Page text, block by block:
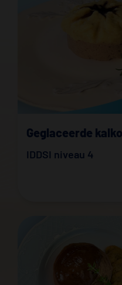
Geglaceerde
IDDSI niveau 4